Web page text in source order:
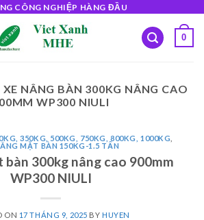
CÔNG NGHIỆP HÀNG ĐẦU
0
XE NÂNG BÀN 300KG NÂNG CAO
WP300 NIULI
350KG, 500KG, 750KG, 800KG, 1000KG
MẶT BÀN 150KG-1.5 TẤN
bàn 300kg nâng cao 900mm
WP300 NIULI
ON 17 THÁNG 9, 2025 BY HUYEN